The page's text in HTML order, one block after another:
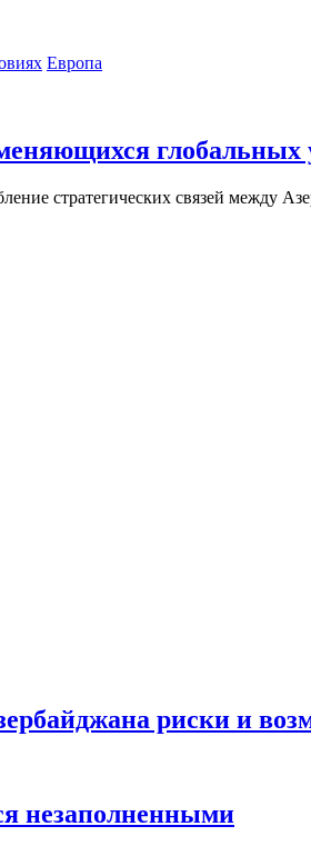
Европа
глобальных
стратегических связей между
риски и
незаполненными